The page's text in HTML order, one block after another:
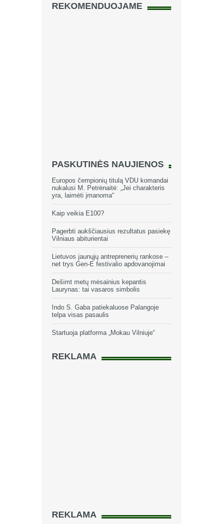
REKOMENDUOJAME
PASKUTINĖS NAUJIENOS
Europos čempionių titulą VDU komandai
nukalusi M. Petrėnaitė: „Jei charakteris
yra, laimėti įmanoma“
Kaip veikia E100?
Pagerbti aukščiausius rezultatus pasiekę
Vilniaus abiturientai
Lietuvos jaunųjų antreprenerių rankose –
net trys Gen-E festivalio apdovanojimai
Dešimt metų mėsainius kepantis
Laurynas: tai vasaros simbolis
Indo S. Gaba patiekaluose Palangoje
telpa visas pasaulis
Startuoja platforma „Mokau Vilniuje“
REKLAMA
REKLAMA